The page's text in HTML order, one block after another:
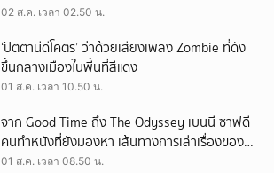
เรื่องไหนก็ปัง
02 ส.ค. เวลา 02.50 น.
‘ปัตตานีดีโคตร’ ว่าด้วยเสียงเพลง Zombie ที่ดัง
ขึ้นกลางเมืองในพื้นที่สีแดง
01 ส.ค. เวลา 10.50 น.
จาก Good Time ถึง The Odyssey เบนนี ซาฟดี
คนทำหนังที่ยังมองหา เส้นทางการเล่าเรื่องของตัว
เอง
01 ส.ค. เวลา 08.50 น.